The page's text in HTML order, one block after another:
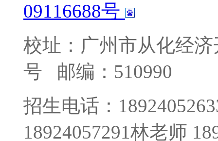
09116688号
校址：广州市从化经
号
邮编：510990
招生电话：
18924057291林老师